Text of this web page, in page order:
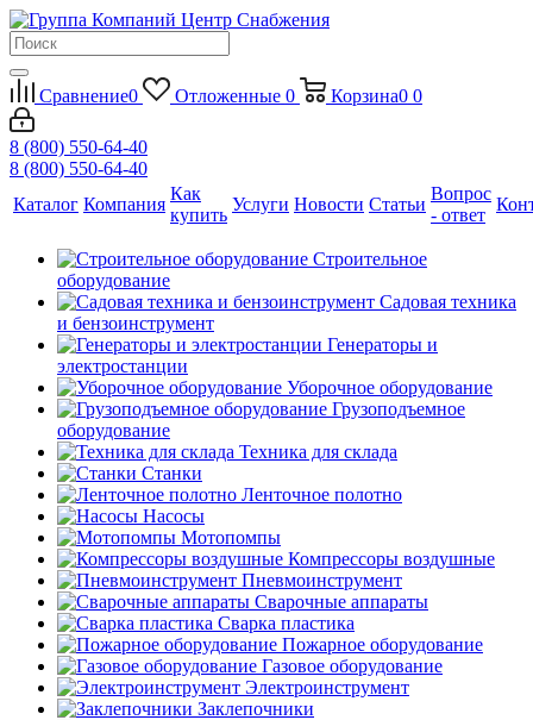
Сравнение0 Отложенные 0 Корзина0 0
8 (800) 550-64-40
8 (800) 550-64-40
Каталог Компания
Как
купить
Услуги Новости Статьи
Вопрос
- ответ
Строительное
оборудование
Садовая техника
и бензоинструмент
Генераторы и
электростанции
Уборочное оборудование
Грузоподъемное
оборудование
Техника для склада
Станки
Ленточное полотно
Насосы
Мотопомпы
Компрессоры воздушные
Пневмоинструмент
Сварочные аппараты
Сварка пластика
Пожарное оборудование
Газовое оборудование
Электроинструмент
Заклепочники